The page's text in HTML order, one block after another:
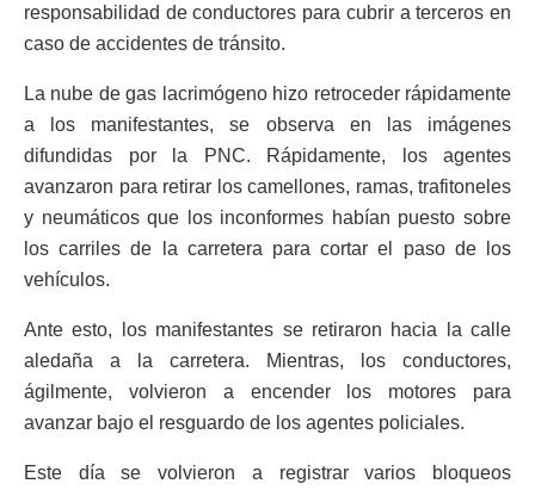
responsabilidad de conductores para cubrir a terceros en
caso de accidentes de tránsito.
La nube de gas lacrimógeno hizo retroceder rápidamente
a los manifestantes, se observa en las imágenes
difundidas por la PNC. Rápidamente, los agentes
avanzaron para retirar los camellones, ramas, trafitoneles
y neumáticos que los inconformes habían puesto sobre
los carriles de la carretera para cortar el paso de los
vehículos.
Ante esto, los manifestantes se retiraron hacia la calle
aledaña a la carretera. Mientras, los conductores,
ágilmente, volvieron a encender los motores para
avanzar bajo el resguardo de los agentes policiales.
Este día se volvieron a registrar varios bloqueos